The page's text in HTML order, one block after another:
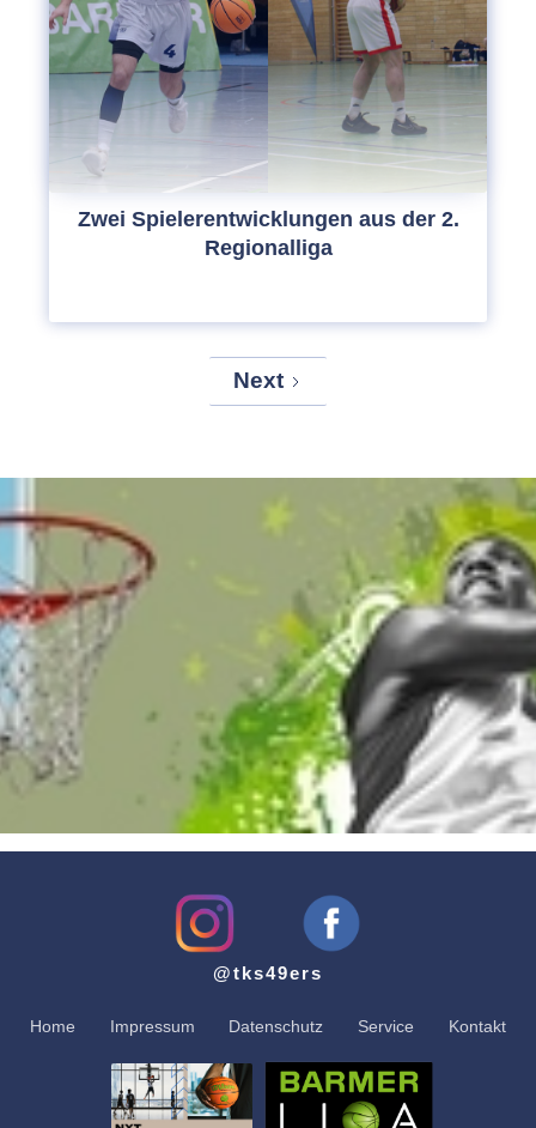
Zwei Spielerentwicklungen aus der 2.
Regionalliga
Next
@tks49ers
Home Impressum Datenschutz Service Kontakt